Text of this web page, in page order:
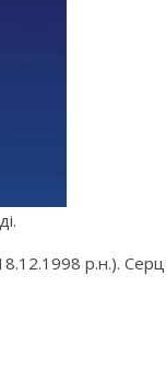
р.н.).